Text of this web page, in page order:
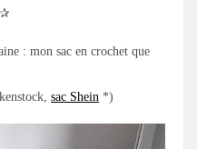
: mon sac en crochet que
sac Shein *)